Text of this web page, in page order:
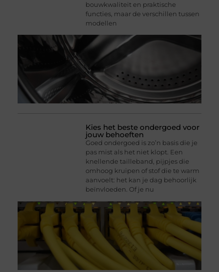
bouwkwaliteit en praktische
functies, maar de verschillen tussen
modellen
Kies het beste ondergoed voor
jouw behoeften
Goed ondergoed is zo’n basis die je
pas mist als het niet klopt. Een
knellende tailleband, pijpjes die
omhoog kruipen of stof die te warm
aanvoelt: het kan je dag behoorlijk
beïnvloeden. Of je nu